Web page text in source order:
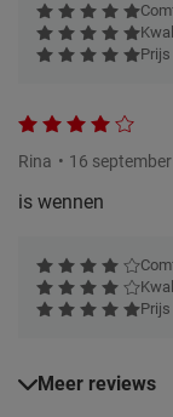
Rina 16
is wennen
Meer reviews